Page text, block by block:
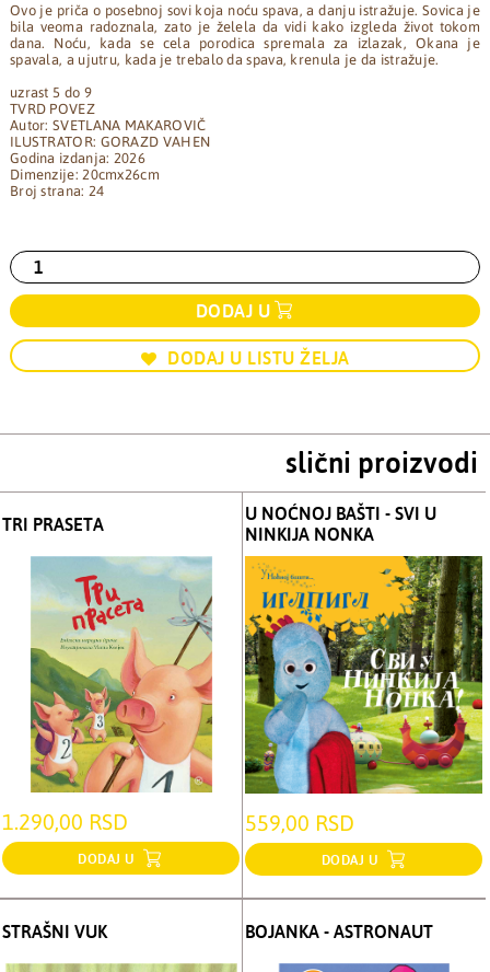
Ovo je priča o posebnoj sovi koja noću spava, a danju istražuje. Sovica je
bila veoma radoznala, zato je želela da vidi kako izgleda život tokom
dana. Noću, kada se cela porodica spremala za izlazak, Okana je
spavala, a ujutru, kada je trebalo da spava, krenula je da istražuje.
uzrast 5 do 9
TVRD POVEZ
Autor: SVETLANA MAKAROVIČ
ILUSTRATOR: GORAZD VAHEN
Godina izdanja: 2026
Dimenzije: 20cmx26cm
Broj strana: 24
DODAJ U
DODAJ U LISTU ŽELJA
slični proizvodi
TRI PRASETA
1.290,00 RSD
DODAJ U
U NOĆNOJ BAŠTI - SVI U
NINKIJA NONKA
559,00 RSD
DODAJ U
STRAŠNI VUK BOJANKA - ASTRONAUT